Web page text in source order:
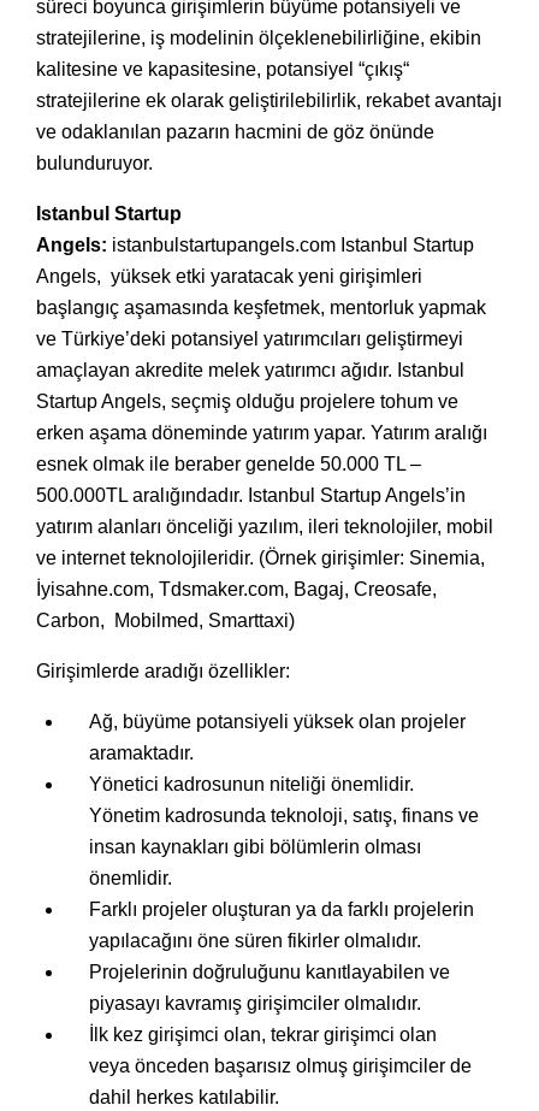
süreci boyunca girişimlerin büyüme potansiyeli ve
stratejilerine, iş modelinin ölçeklenebilirliğine, ekibin
kalitesine ve kapasitesine, potansiyel “çıkış“
stratejilerine ek olarak geliştirilebilirlik, rekabet avantajı
ve odaklanılan pazarın hacmini de göz önünde
bulunduruyor.
Istanbul Startup
Angels: istanbulstartupangels.com Istanbul Startup
Angels, yüksek etki yaratacak yeni girişimleri
başlangıç aşamasında keşfetmek, mentorluk yapmak
ve Türkiye’deki potansiyel yatırımcıları geliştirmeyi
amaçlayan akredite melek yatırımcı ağıdır. Istanbul
Startup Angels, seçmiş olduğu projelere tohum ve
erken aşama döneminde yatırım yapar. Yatırım aralığı
esnek olmak ile beraber genelde 50.000 TL –
500.000TL aralığındadır. Istanbul Startup Angels’in
yatırım alanları önceliği yazılım, ileri teknolojiler, mobil
ve internet teknolojileridir. (Örnek girişimler: Sinemia,
İyisahne.com, Tdsmaker.com, Bagaj, Creosafe,
Carbon, Mobilmed, Smarttaxi)
Girişimlerde aradığı özellikler:
Ağ, büyüme potansiyeli yüksek olan projeler
aramaktadır.
Yönetici kadrosunun niteliği önemlidir.
Yönetim kadrosunda teknoloji, satış, finans ve
insan kaynakları gibi bölümlerin olması
önemlidir.
Farklı projeler oluşturan ya da farklı projelerin
yapılacağını öne süren fikirler olmalıdır.
Projelerinin doğruluğunu kanıtlayabilen ve
piyasayı kavramış girişimciler olmalıdır.
İlk kez girişimci olan, tekrar girişimci olan
veya önceden başarısız olmuş girişimciler de
dahil herkes katılabilir.